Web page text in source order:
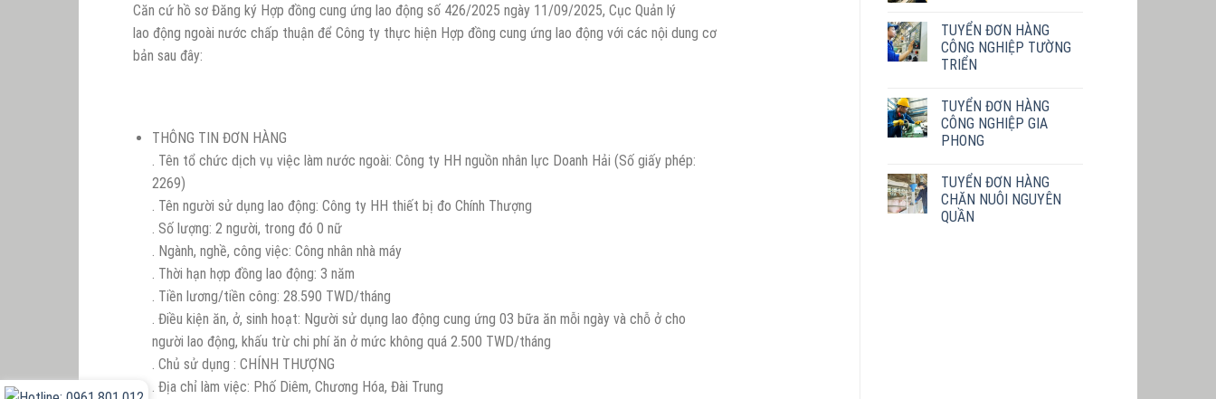
Căn cứ hồ sơ Đăng ký Hợp đồng cung ứng lao động số 426/2025 ngày 11/09/2025, Cục Quản lý
lao động ngoài nước chấp thuận để Công ty thực hiện Hợp đồng cung ứng lao động với các nội dung cơ
bản sau đây:
THÔNG TIN ĐƠN HÀNG
. Tên tổ chức dịch vụ việc làm nước ngoài: Công ty HH nguồn nhân lực Doanh Hải (Số giấy phép:
2269)
. Tên người sử dụng lao động: Công ty HH thiết bị đo Chính Thượng
. Số lượng: 2 người, trong đó 0 nữ
. Ngành, nghề, công việc: Công nhân nhà máy
. Thời hạn hợp đồng lao động: 3 năm
. Tiền lương/tiền công: 28.590 TWD/tháng
. Điều kiện ăn, ở, sinh hoạt: Người sử dụng lao động cung ứng 03 bữa ăn mỗi ngày và chỗ ở cho
người lao động, khấu trừ chi phí ăn ở mức không quá 2.500 TWD/tháng
. Chủ sử dụng : CHÍNH THƯỢNG
. Địa chỉ làm việc: Phố Diêm, Chương Hóa, Đài Trung
TUYỂN ĐƠN HÀNG
CÔNG NGHIỆP TƯỜNG
TRIỂN
TUYỂN ĐƠN HÀNG
CÔNG NGHIỆP GIA
PHONG
TUYỂN ĐƠN HÀNG
CHĂN NUÔI NGUYÊN
QUẦN